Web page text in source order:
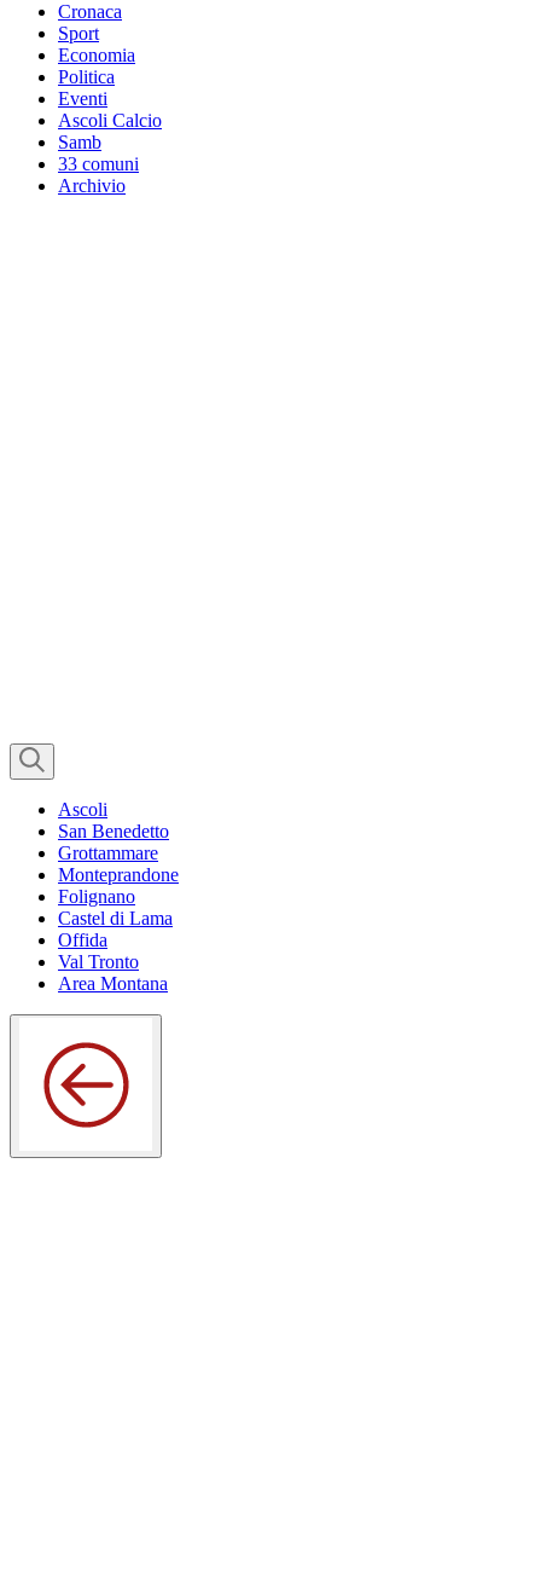
Cronaca
Sport
Economia
Politica
Eventi
Ascoli Calcio
Samb
33 comuni
Archivio
Ascoli
San Benedetto
Grottammare
Monteprandone
Folignano
Castel di Lama
Offida
Val Tronto
Area Montana